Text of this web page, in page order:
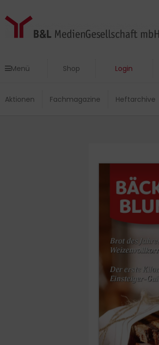
Inhalt
Menü Shop Login
Aktionen Fachmagazine Heftarchive
Menü Shop Login
Aktionen Fachmagazine Heftarchive